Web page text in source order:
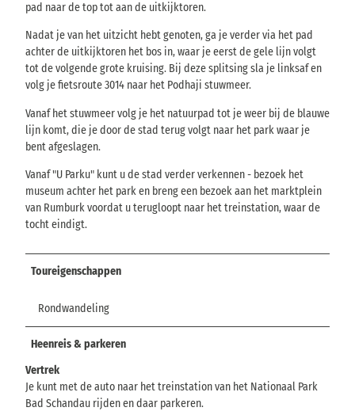
pad naar de top tot aan de uitkijktoren.
Nadat je van het uitzicht hebt genoten, ga je verder via het pad
achter de uitkijktoren het bos in, waar je eerst de gele lijn volgt
tot de volgende grote kruising. Bij deze splitsing sla je linksaf en
volg je fietsroute 3014 naar het Podhaji stuwmeer.
Vanaf het stuwmeer volg je het natuurpad tot je weer bij de blauwe
lijn komt, die je door de stad terug volgt naar het park waar je
bent afgeslagen.
Vanaf "U Parku" kunt u de stad verder verkennen - bezoek het
museum achter het park en breng een bezoek aan het marktplein
van Rumburk voordat u terugloopt naar het treinstation, waar de
tocht eindigt.
Toureigenschappen
Rondwandeling
Heenreis & parkeren
Vertrek
Je kunt met de auto naar het treinstation van het Nationaal Park
Bad Schandau rijden en daar parkeren.